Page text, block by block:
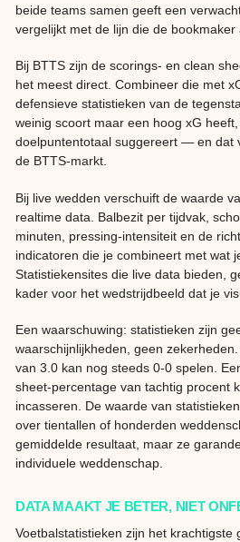
beide teams samen geeft een
vergelijkt met de lijn die de bookmaker
Bij BTTS zijn de scorings- en clean
het meest direct. Combineer die met
defensieve statistieken van de
weinig scoort maar een hoog xG
doelpuntentotaal suggereert — en dat
de BTTS-markt.
Bij live wedden verschuift de waarde
realtime data. Balbezit per tijdvak,
minuten, pressing-intensiteit en de
indicatoren die je combineert met wat
Statistiekensites die live data bieden,
kader voor het wedstrijdbeeld dat je
Een waarschuwing: statistieken zijn
waarschijnlijkheden, geen
van 3.0 kan nog steeds 0-0 spelen.
sheet-percentage van tachtig procent
incasseren. De waarde van
over tientallen of honderden
gemiddelde resultaat, maar ze
individuele weddenschap.
DATA MAAKT JE BETER, NIET
Voetbalstatistieken zijn het krachtigste